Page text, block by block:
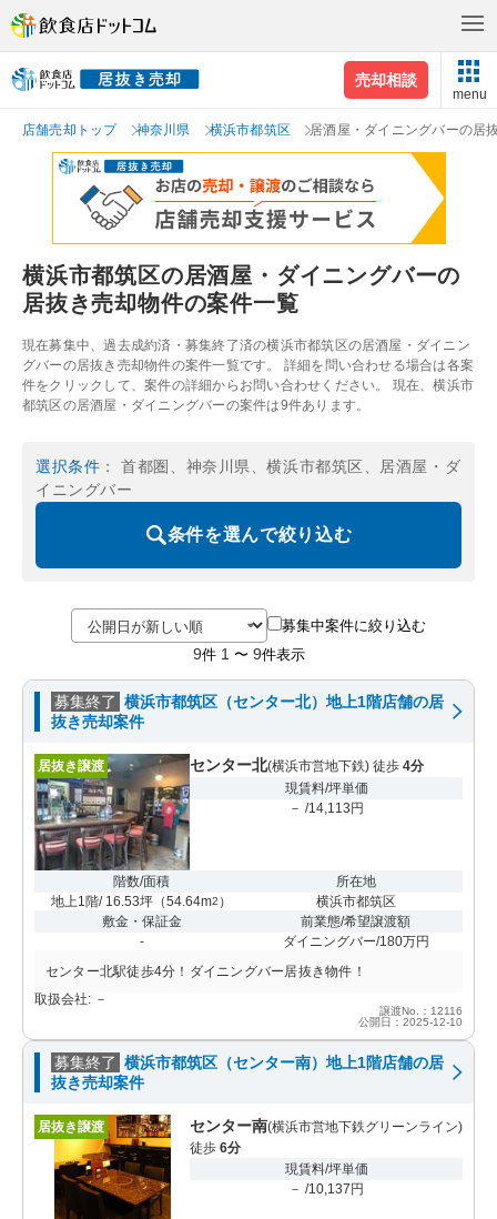
売却相談
menu
店舗売却トップ 神奈川県 横浜市都筑区 居酒屋・ダイニングバーの居
横浜市都筑区の居酒屋・ダイニングバーの
居抜き売却物件の案件一覧
現在募集中、過去成約済・募集終了済の横浜市都筑区の居酒屋・ダイニン
グバーの居抜き売却物件の案件一覧です。 詳細を問い合わせる場合は各案
件をクリックして、案件の詳細からお問い合わせください。 現在、横浜市
都筑区の居酒屋・ダイニングバーの案件は9件あります。
選択条件 ： 首都圏、神奈川県、横浜市都筑区、居酒屋・ダ
イニングバー
条件を選んで絞り込む
募集中案件に絞り込む
9件 1 〜 9件表示
募集終了 横浜市都筑区（センター北）地上1階店舗の居
抜き売却案件
居抜き譲渡 センター北(横浜市営地下鉄) 徒歩 4分
現賃料/坪単価
－ /14,113円
階数/面積
地上1階/ 16.53坪 （54.64m2 ）
所在地
横浜市都筑区
敷金・保証金
-
前業態/希望譲渡額
ダイニングバー/180万円
センター北駅徒歩4分！ダイニングバー居抜き物件！
取扱会社: －
譲渡No.：12116
公開日：2025-12-10
募集終了 横浜市都筑区（センター南）地上1階店舗の居
抜き売却案件
居抜き譲渡 センター南(横浜市営地下鉄グリーンライン)
徒歩 6分
現賃料/坪単価
－ /10,137円